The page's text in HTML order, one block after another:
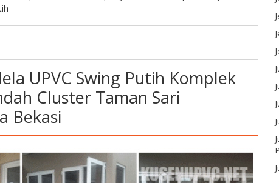
UPVC Swing Putih Komplek
Cluster Taman Sari
Bekasi